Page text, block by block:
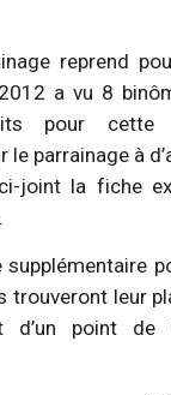
reprend
a vu 8
pour cette
le parrainage à
joint la fiche
supplémentaire
trouveront leur
d’un point de